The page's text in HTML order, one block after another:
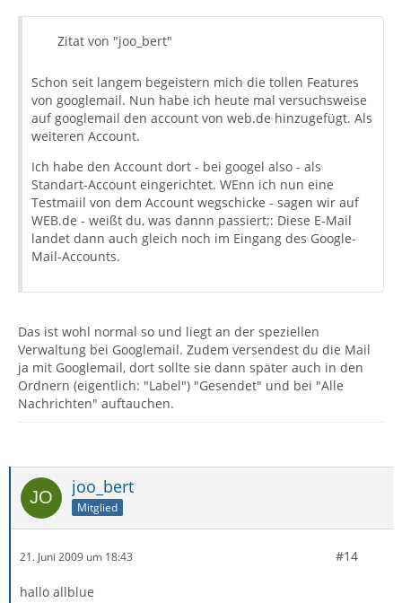
Zitat von "joo_bert"
Schon seit langem begeistern mich die tollen Features
von googlemail. Nun habe ich heute mal versuchsweise
auf googlemail den account von web.de hinzugefügt. Als
weiteren Account.
Ich habe den Account dort - bei googel also - als
Standart-Account eingerichtet. WEnn ich nun eine
Testmaiil von dem Account wegschicke - sagen wir auf
WEB.de - weißt du, was dannn passiert;: Diese E-Mail
landet dann auch gleich noch im Eingang des Google-
Mail-Accounts.
Das ist wohl normal so und liegt an der speziellen
Verwaltung bei Googlemail. Zudem versendest du die Mail
ja mit Googlemail, dort sollte sie dann später auch in den
Ordnern (eigentlich: "Label") "Gesendet" und bei "Alle
Nachrichten" auftauchen.
joo_bert
Mitglied
21. Juni 2009 um 18:43 #14
hallo allblue